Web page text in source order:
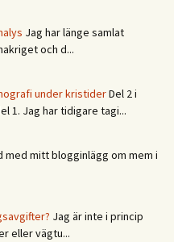
Jag har länge samlat
och d...
under kristiderDel 2 i
1. Jag har tidigare tagi...
med mitt blogginlägg om mem i
Jag är inte i princip
eller vägtu...